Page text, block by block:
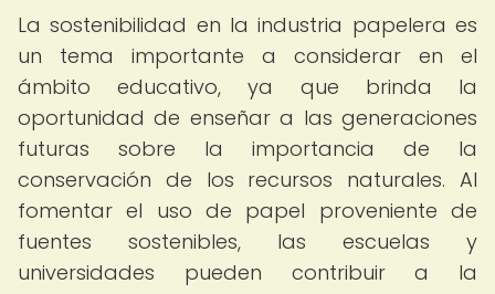
La sostenibilidad en la industria papelera es
un tema importante a considerar en el
ámbito educativo, ya que brinda la
oportunidad de enseñar a las generaciones
futuras sobre la importancia de la
conservación de los recursos naturales. Al
fomentar el uso de papel proveniente de
fuentes sostenibles, las escuelas y
universidades pueden contribuir a la